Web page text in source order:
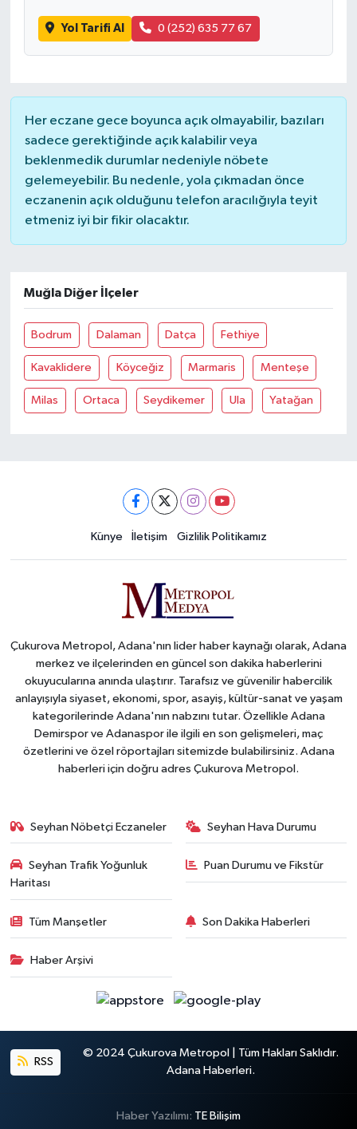
Yol Tarifi Al 0 (252) 635 77 67
Her eczane gece boyunca açık olmayabilir, bazıları
sadece gerektiğinde açık kalabilir veya
beklenmedik durumlar nedeniyle nöbete
gelemeyebilir. Bu nedenle, yola çıkmadan önce
eczanenin açık olduğunu telefon aracılığıyla teyit
etmeniz iyi bir fikir olacaktır.
Muğla Diğer İlçeler
Bodrum Dalaman Datça Fethiye
Kavaklidere Köyceğiz Marmaris Menteşe
Milas Ortaca Seydikemer Ula Yatağan
Künye İletişim Gizlilik Politikamız
Çukurova Metropol, Adana'nın lider haber kaynağı olarak, Adana
merkez ve ilçelerinden en güncel son dakika haberlerini
okuyucularına anında ulaştırır. Tarafsız ve güvenilir habercilik
anlayışıyla siyaset, ekonomi, spor, asayiş, kültür-sanat ve yaşam
kategorilerinde Adana'nın nabzını tutar. Özellikle Adana
Demirspor ve Adanaspor ile ilgili en son gelişmeleri, maç
özetlerini ve özel röportajları sitemizde bulabilirsiniz. Adana
haberleri için doğru adres Çukurova Metropol.
Seyhan Nöbetçi Eczaneler Seyhan Hava Durumu
Seyhan Trafik Yoğunluk
Haritası
Puan Durumu ve Fikstür
Tüm Manşetler Son Dakika Haberleri
Haber Arşivi
RSS
© 2024 Çukurova Metropol | Tüm Hakları Saklıdır.
Adana Haberleri.
Haber Yazılımı: TE Bilişim